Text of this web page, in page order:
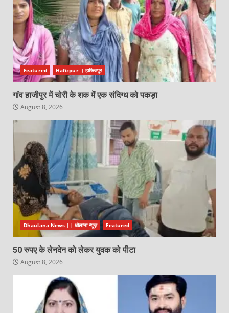
Featured Hafizpur । हाफिजपुर
गांव हाजीपुर में चोरी के शक में एक संदिग्ध को पकड़ा
August 8, 2026
Dhaulana News || धौलाना न्यूज़ Featured
50 रुपए के लेनदेन को लेकर युवक को पीटा
August 8, 2026